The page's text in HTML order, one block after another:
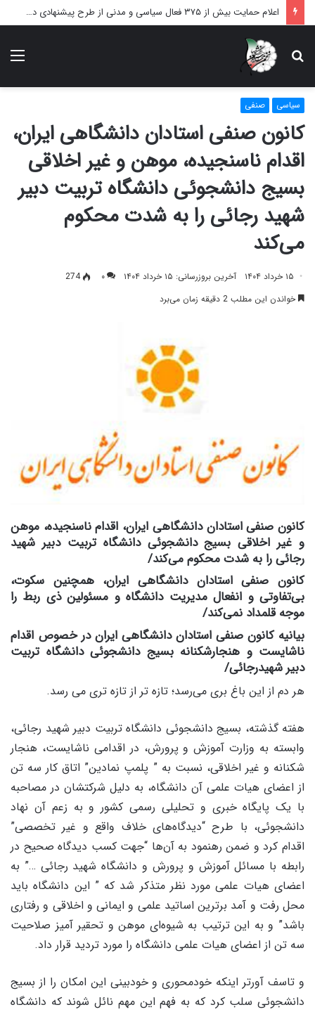
اعلام حمایت بیش از ۳۷۵ فعال سیاسی و مدنی از طرح پیشنهادی دکتر محمدجواد ظریف برای پایان عادلانه جنگ
دنبال
می‌گردید؟
سیاسی صنفی
کانون صنفى استادان دانشگاهى ایران،
اقدام ناسنجیده، موهن و غیر اخلاقى
بسیج دانشجوئى دانشگاه تربیت دبیر
شهید رجائى را به شدت محکوم
مى‌کند
۱۵ خرداد ۱۴۰۴ آخرین بروزرسانی: ۱۵ خرداد ۱۴۰۴ ۰
274
خواندن این مطلب 2 دقیقه زمان می‌برد
کانون صنفى استادان دانشگاهى ایران، اقدام ناسنجیده، موهن
و غیر اخلاقى بسیج دانشجوئى دانشگاه تربیت دبیر شهید
رجائى را به شدت محکوم مى‌کند/
کانون صنفى استادان دانشگاهى ایران، همچنین سکوت،
بى‌تفاوتى و انفعال مدیریت دانشگاه و مسئولین ذی ربط را
موجه قلمداد نمى‌کند/
بیانیه کانون صنفی استادان دانشگاهى ایران در خصوص اقدام
ناشایست و هنجارشکنانه بسیج دانشجوئى دانشگاه تربیت
دبیر شهیدرجائى/
هر دم از این باغ برى مى‌رسد؛ تازه تر از تازه ترى مى رسد.
هفته گذشته، بسیج دانشجوئى دانشگاه تربیت دبیر شهید رجائى،
وابسته به وزارت آموزش و پرورش، در اقدامى ناشایست، هنجار
شکنانه و غیر اخلاقى، نسبت به ” پلمپ نمادین” اتاق کار سه تن
از اعضاى هیات علمى آن دانشگاه، به دلیل شرکتشان در مصاحبه
با یک پایگاه خبرى و تحلیلى رسمى کشور و به زعم آن نهاد
دانشجوئى، با طرح “دیدگاه‌هاى خلاف واقع و غیر تخصصى”
اقدام کرد و ضمن رهنمود به آن‌ها “جهت کسب دیدگاه صحیح در
رابطه با مسائل آموزش و پرورش و دانشگاه شهید رجائى …” به
اعضاى هیات علمى مورد نظر متذکر شد که ” این دانشگاه باید
محل رفت و آمد برترین اساتید علمى و ایمانى و اخلاقى و رفتارى
باشد” و به این ترتیب به شیوه‌اى موهن و تحقیر آمیز صلاحیت
سه تن از اعضاى هیات علمى دانشگاه را مورد تردید قرار داد.
و تاسف آورتر اینکه خودمحورى و خودبینى این امکان را از بسیج
دانشجوئى سلب کرد که به فهم این مهم نائل شوند که دانشگاه